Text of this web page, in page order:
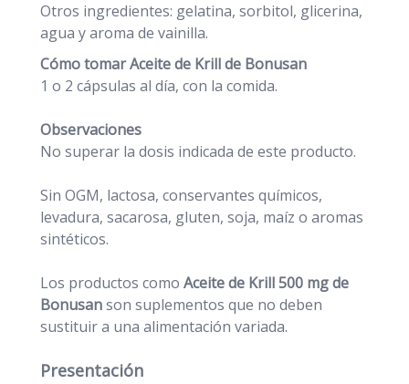
Otros ingredientes: gelatina, sorbitol, glicerina,
agua y aroma de vainilla.
Cómo tomar Aceite de Krill de Bonusan
1 o 2 cápsulas al día, con la comida.
Observaciones
No superar la dosis indicada de este producto.
Sin OGM, lactosa, conservantes químicos,
levadura, sacarosa, gluten, soja, maíz o aromas
sintéticos.
Los productos como Aceite de Krill 500 mg de
Bonusanson suplementos que no deben
sustituir a una alimentación variada.
Presentación